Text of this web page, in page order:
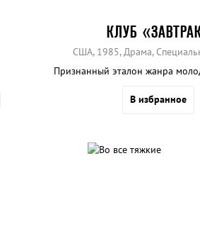
КЛУБ
США, 1985, Драма,
Признанный эталон жанра
В избранное